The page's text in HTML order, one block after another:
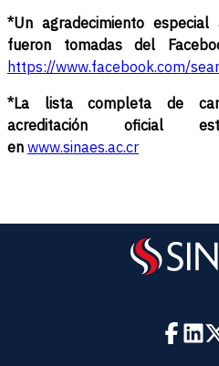
*Un agradecimiento
fueron tomadas del
https://www.facebook.com/
*La lista completa de
acreditación oficial
en www.sinaes.ac.cr